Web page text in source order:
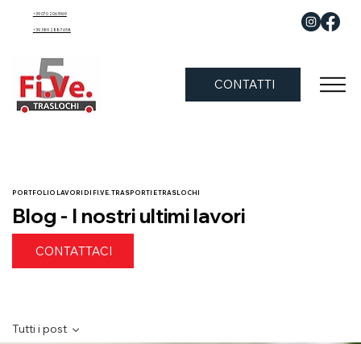
CONTATTI
+39 070 2063969
+39 389 288 7658
PORTFOLIO LAVORI DI FI.VE. TRASPORTI E TRASLOCHI
Blog - I nostri ultimi lavori
CONTATTACI
Tutti i post